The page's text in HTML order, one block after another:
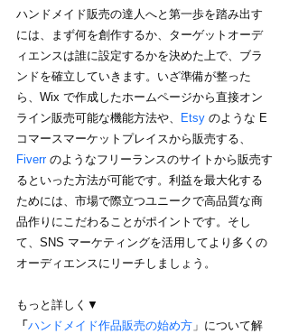
ハンドメイド販売の達人へと第一歩を踏み出す
には、まず何を創作するか、ターゲットオーデ
ィエンスは誰に設定するかを決めた上で、ブラ
ンドを確立していきます。いざ準備が整った
ら、Wix で作成したホームページから直接オン
ライン販売可能な機能方法や、
Etsy のような E
コマースマーケットプレイスから販売する、
Fiverr のようなフリーランスのサイトから販売す
るといった方法が可能です。利益を最大化する
ためには、市場で際立つユニークで高品質な商
品作りにこだわることがポイントです。そし
て、SNS マーケティングを活用してより多くの
オーディエンスにリーチしましょう。
もっと詳しく▼
「 ハンドメイド作品販売の始め方 」について解